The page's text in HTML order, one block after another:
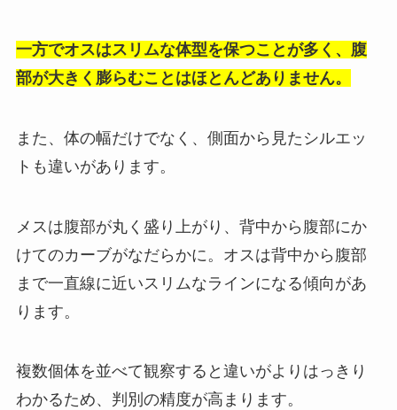
一方でオスはスリムな体型を保つことが多く、腹
部が大きく膨らむことはほとんどありません。
また、体の幅だけでなく、側面から見たシルエッ
トも違いがあります。
メスは腹部が丸く盛り上がり、背中から腹部にか
けてのカーブがなだらかに。オスは背中から腹部
まで一直線に近いスリムなラインになる傾向があ
ります。
複数個体を並べて観察すると違いがよりはっきり
わかるため、判別の精度が高まります。